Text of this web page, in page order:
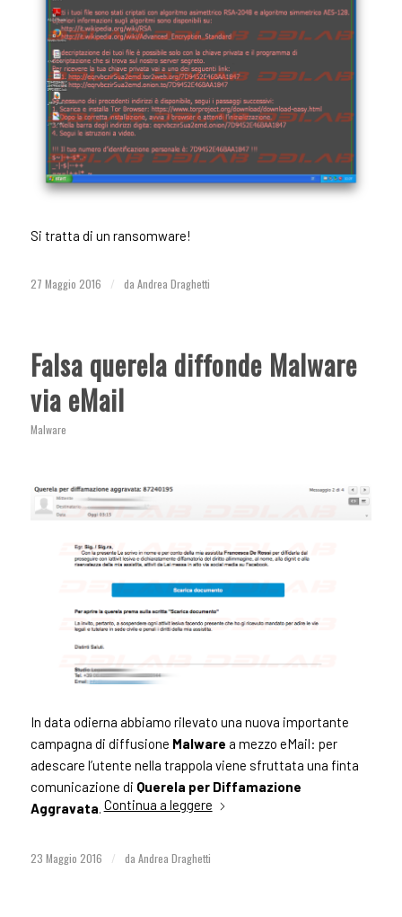
Si tratta di un ransomware!
27 Maggio 2016 / da Andrea Draghetti
Falsa querela diffonde Malware
via eMail
Malware
In data odierna abbiamo rilevato una nuova importante
campagna di diffusione Malware a mezzo eMail: per
adescare l’utente nella trappola viene sfruttata una finta
comunicazione di Querela per Diffamazione
Aggravata.Continua a leggere
23 Maggio 2016 / da Andrea Draghetti